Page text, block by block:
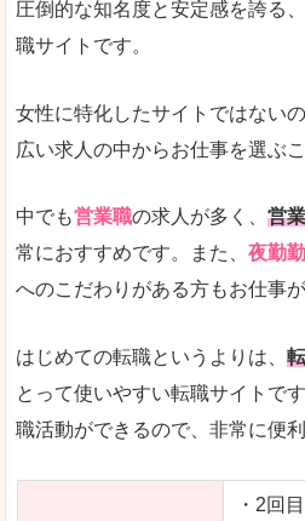
詳しい説明
女性でエンジニア
エンジニア職の求
求人数が少ないの
求人を含んだペー
圧倒的な知名度と安定感を誇る
職サイトです。
女性に特化したサイトではない
広い求人の中からお仕事を選ぶ
中でも営業職の求人が多く、 営
常におすすめです。また、 夜勤
へのこだわりがある方もお仕事
はじめての転職というよりは、
とって使いやすい転職サイトで
職活動ができるので、非常に便利
・2回